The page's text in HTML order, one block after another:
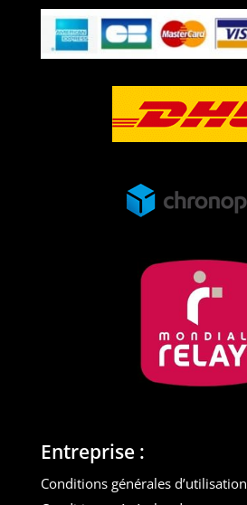
Entreprise :
Conditions générales d’utilisation